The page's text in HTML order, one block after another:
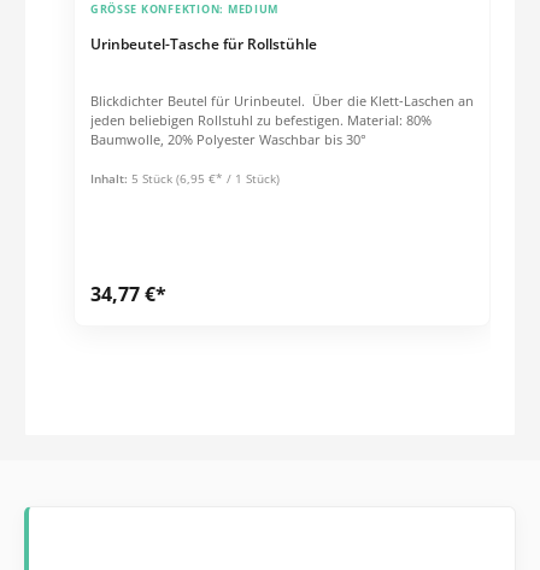
Urinbeutel-Tasche für Rollstühle
GRÖSSE KONFEKTION: MEDIUM
Blickdichter Beutel für Urinbeutel. Über die Klett-Laschen an
jeden beliebigen Rollstuhl zu befestigen. Material: 80%
Baumwolle, 20% Polyester Waschbar bis 30°
Inhalt: 5 Stück (6,95 €* / 1 Stück)
34,77 €*